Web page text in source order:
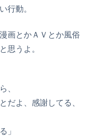
行動。
画とかＡＶとか風俗
思うよ。
、
だよ、感謝してる、
」